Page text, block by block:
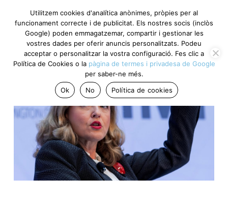
Utilitzem cookies d'analítica anònimes, pròpies per al
funcionament correcte i de publicitat. Els nostres socis (inclòs
Google) poden emmagatzemar, compartir i gestionar les
vostres dades per oferir anuncis personalitzats. Podeu
acceptar o personalitzar la vostra configuració. Fes clic a
Política de Cookies o la pàgina de termes i privadesa de Google
per saber-ne més.
Ok
No Política de cookies